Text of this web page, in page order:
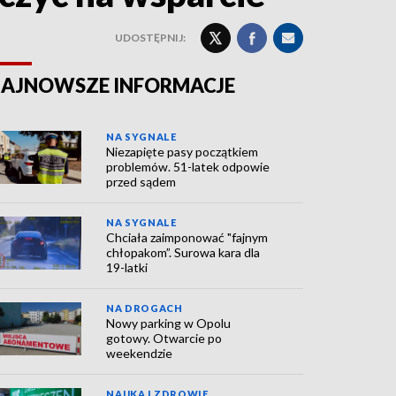
UDOSTĘPNIJ:
INFORMACJE
NA SYGNALE
Niezapięte pasy początkiem
problemów. 51-latek odpowie
przed sądem
NA SYGNALE
Chciała zaimponować "fajnym
chłopakom”. Surowa kara dla
19-latki
NA DROGACH
Nowy parking w Opolu
gotowy. Otwarcie po
weekendzie